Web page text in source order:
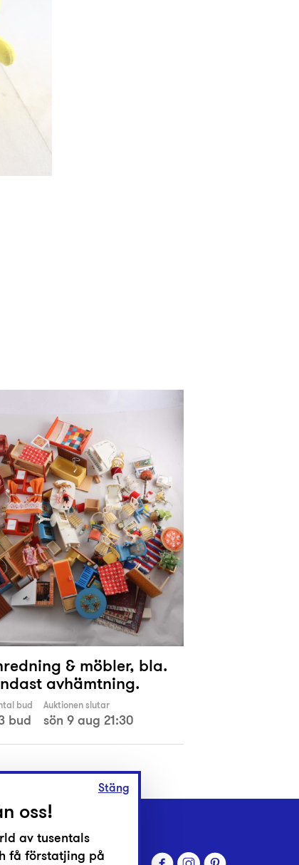
& möbler, bla.
avhämtning.
bud
bud
Auktionen slutar
sön 9 aug 21:30
Stäng
oss!
av tusentals
få förstatjing på